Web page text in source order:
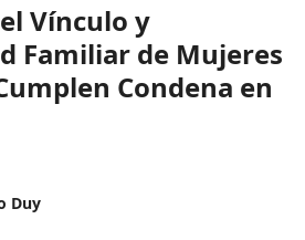
Vínculo y
Familiar de Mujeres
Condena en
Duy